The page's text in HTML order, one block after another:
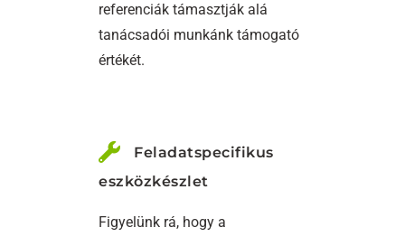
referenciák támasztják alá
tanácsadói munkánk támogató
értékét.
Feladatspecifikus
eszközkészlet
Figyelünk rá, hogy a